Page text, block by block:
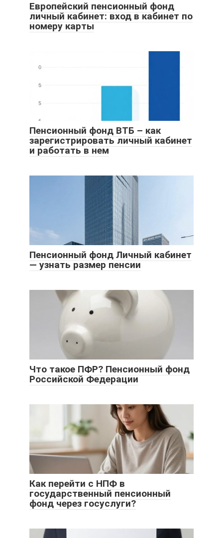
Европейский пенсионный фонд
личный кабинет: вход в кабинет по
номеру карты
Пенсионный фонд ВТБ – как
зарегистрировать личный кабинет
и работать в нем
Пенсионный фонд Личный кабинет
— узнать размер пенсии
Что такое ПФР? Пенсионный фонд
Российской Федерации
Как перейти с НПФ в
государственный пенсионный
фонд через госуслуги?